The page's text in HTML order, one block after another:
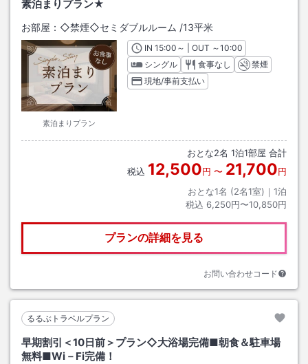
素泊まりプラン★
お部屋： ◇禁煙◇セミダブルルーム /13平米
素泊まりプラン
INチェックイン
15:00 ～ | OUT チェックアウト
～10:00
シングル
食事なし
禁煙
現地/事前支払い
おとな2名 1泊1部屋 合計
税込 12,500円 〜 21,700円
おとな1名 (2名1室)｜ 1泊
税込 6,250円〜10,850円
プランの詳細を見る
お問い合わせコード
るるぶトラベルプラン
早期割引＜10日前＞プラン◇大浴場完備■朝食＆駐車場
無料■Wi－Fi完備！